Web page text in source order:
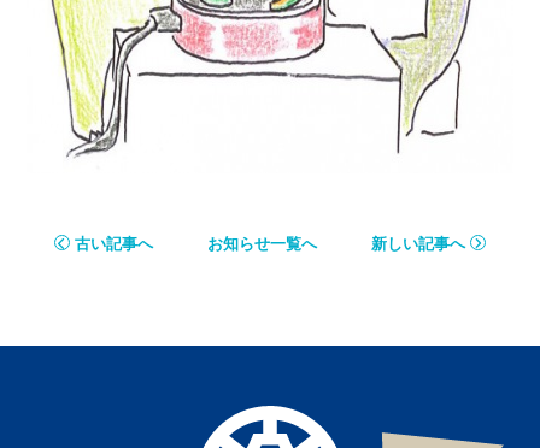
古い記事へ お知らせ一覧へ 新しい記事へ